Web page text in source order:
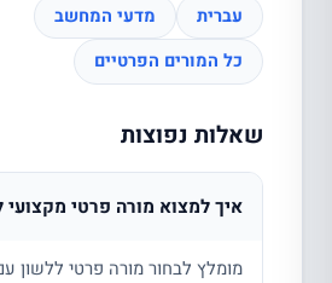
עברית
מדעי המחשב
כל המורים הפרטיים
שאלות נפוצות
איך למצוא מורה פרטי מקצועי
מומלץ לבחור מורה פרטי ללשון